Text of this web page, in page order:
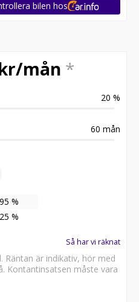
bilen hos
mån *
20 %
60 mån
%
%
Så har vi räknat
Räntan är indikativ, hör med
Kontantinsatsen måste vara